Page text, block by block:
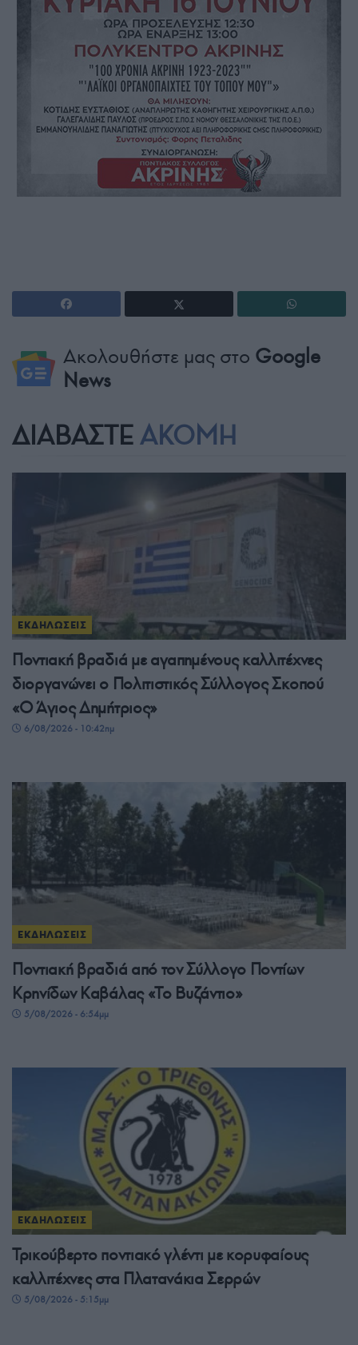
Ακολουθήστε μας στο Google
News
ΔΙΑΒΑΣΤΕ ΑΚΟΜΗ
ΕΚΔΗΛΩΣΕΙΣ
Ποντιακή βραδιά με αγαπημένους καλλιτέχνες
διοργανώνει ο Πολιτιστικός Σύλλογος Σκοπού
«Ο Άγιος Δημήτριος»
6/08/2026 - 10:42πμ
ΕΚΔΗΛΩΣΕΙΣ
Ποντιακή βραδιά από τον Σύλλογο Ποντίων
Κρηνίδων Καβάλας «Το Βυζάντιο»
5/08/2026 - 6:54μμ
ΕΚΔΗΛΩΣΕΙΣ
Τρικούβερτο ποντιακό γλέντι με κορυφαίους
καλλιτέχνες στα Πλατανάκια Σερρών
5/08/2026 - 5:15μμ